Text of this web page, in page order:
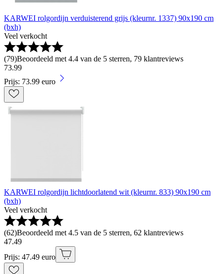
KARWEI rolgordijn verduisterend grijs (kleurnr. 1337) 90x190 cm
(bxh)
Veel verkocht
(79)Beoordeeld met 4.4 van de 5 sterren, 79 klantreviews
73.99
Prijs: 73.99 euro
KARWEI rolgordijn lichtdoorlatend wit (kleurnr. 833) 90x190 cm
(bxh)
Veel verkocht
(62)Beoordeeld met 4.5 van de 5 sterren, 62 klantreviews
47.49
Prijs: 47.49 euro